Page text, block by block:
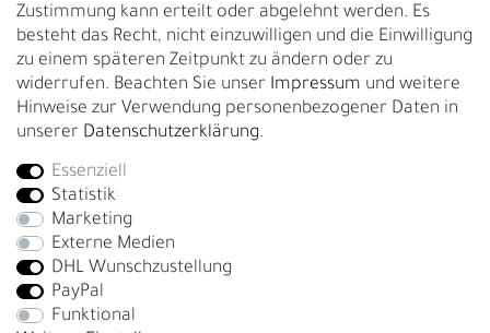
Garantie
GESCHÄFTSKUNDEN & HÄNDLER
B2B Geschäftskunden
Bei Fragen wenden Sie sich direkt an unser Service-Team.
+4917663727338
Montag - Freitag, 09:00 - 14:00
info@fronhofer.com
Gürtelmanufaktur Fronhofer, 93053 Regensburg, Nelkenweg 3b
Zustimmung kann erteilt oder abgelehnt werden. Es
besteht das Recht, nicht einzuwilligen und die Einwilligung
zu einem späteren Zeitpunkt zu ändern oder zu
widerrufen. Beachten Sie unser Impressum und weitere
Hinweise zur Verwendung personenbezogener Daten in
unserer Daten­schutz­erklärung.
Essenziell
Statistik
Marketing
Externe Medien
DHL Wunschzustellung
PayPal
Funktional